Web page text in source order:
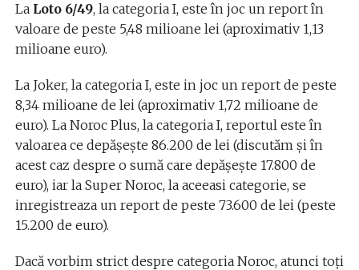
La Loto 6/49, la categoria I, este în joc un report în
valoare de peste 5,48 milioane lei (aproximativ 1,13
milioane euro).
La Joker, la categoria I, este in joc un report de peste
8,34 milioane de lei (aproximativ 1,72 milioane de
euro). La Noroc Plus, la categoria I, reportul este în
valoarea ce depăşeşte 86.200 de lei (discutăm și în
acest caz despre o sumă care depășește 17.800 de
euro), iar la Super Noroc, la aceeasi categorie, se
inregistreaza un report de peste 73.600 de lei (peste
15.200 de euro).
Dacă vorbim strict despre categoria Noroc, atunci toți